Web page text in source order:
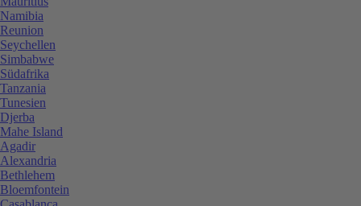
Namibia
Reunion
Seychellen
Simbabwe
Südafrika
Tanzania
Tunesien
Djerba
Mahe Island
Agadir
Alexandria
Bethlehem
Bloemfontein